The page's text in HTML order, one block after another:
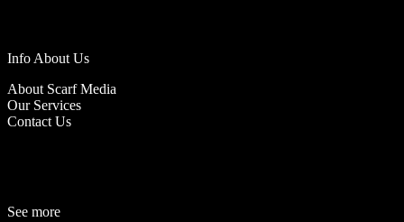
Info About Us
About Scarf Media
Our Services
Contact Us
See more